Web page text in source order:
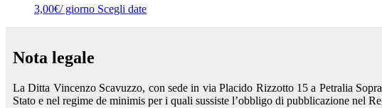
3,00€/ giorno Scegli date
Nota legale
La Ditta Vincenzo Scavuzzo, con sede in via Placido Rizzotto 15 a Petralia
Stato e nel regime de minimis per i quali sussiste l’obbligo di pubblicazione nel